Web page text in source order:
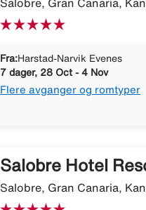
Salobre, Gran Canaria,
Fra:Harstad-Narvik Evenes
7 dager, 28 Oct - 4 Nov
Flere avganger og romtyper
Salobre Hotel
Salobre, Gran Canaria,